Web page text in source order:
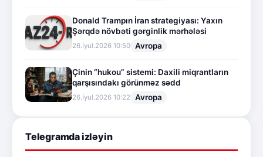
Donald Trampın İran strategiyası: Yaxın
Şərqdə növbəti gərginlik mərhələsi
26.İyul.2026 10:50 Avropa
Çinin “hukou” sistemi: Daxili miqrantların
qarşısındakı görünməz sədd
26.İyul.2026 10:22 Avropa
Telegramda izləyin